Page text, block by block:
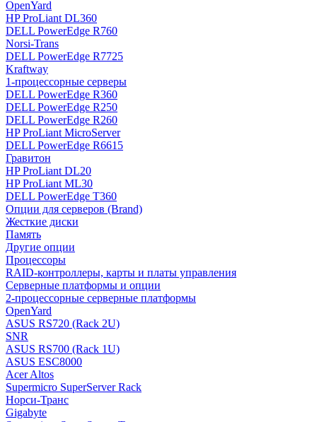
OpenYard
HP ProLiant DL360
DELL PowerEdge R760
Norsi-Trans
DELL PowerEdge R7725
Kraftway
1-процессорные серверы
DELL PowerEdge R360
DELL PowerEdge R250
DELL PowerEdge R260
HP ProLiant MicroServer
DELL PowerEdge R6615
Гравитон
HP ProLiant DL20
HP ProLiant ML30
DELL PowerEdge T360
Опции для серверов (Brand)
Жесткие диски
Память
Другие опции
Процессоры
RAID-контроллеры, карты и платы управления
Серверные платформы и опции
2-процессорные серверные платформы
OpenYard
ASUS RS720 (Rack 2U)
SNR
ASUS RS700 (Rack 1U)
ASUS ESC8000
Acer Altos
Supermicro SuperServer Rack
Норси-Транс
Gigabyte